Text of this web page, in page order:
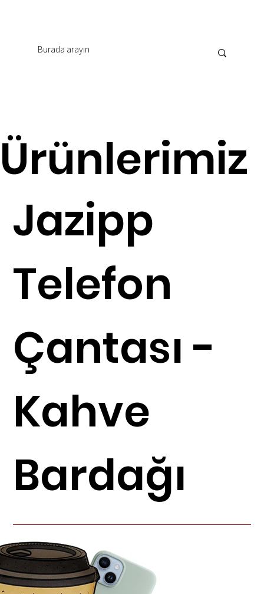
Ürünlerimiz
Jazipp
Telefon
Çantası -
Kahve
Bardağı